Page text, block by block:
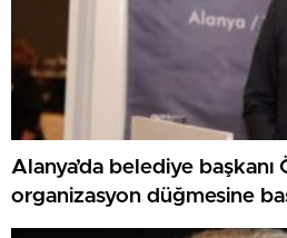
Alanya’da belediye başkanı
organizasyon düğmesine